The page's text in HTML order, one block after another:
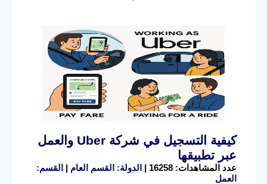
كيفية التسجيل في شركة Uber والعمل
عبر تطبيقها
عدد المشاهدات: 16258 | الدولة: القسم العام | القسم:
العمل